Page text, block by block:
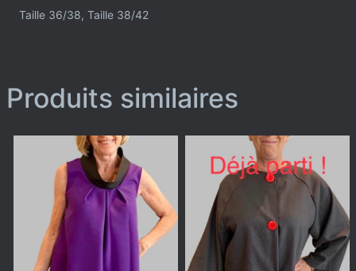
Taille 36/38, Taille 38/42
Produits similaires